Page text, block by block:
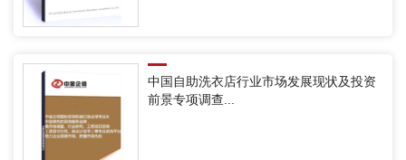
中国自助洗衣店行业市场发展现状及投资
前景专项调查...